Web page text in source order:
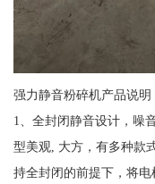
强力静音粉碎机产品说明
1、全封闭静音设计，噪
型美观, 大方，有多种款
持全封闭的前提下，将